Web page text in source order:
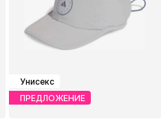
Унисекс
ПРЕДЛОЖЕНИЕ